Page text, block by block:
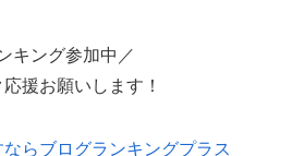
キング参加中／
援お願いします！